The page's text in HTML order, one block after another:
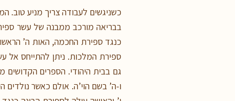
כשניגשים לעבודה צריך מניע טוב.
בבריאה מורכב ממבנה של עשר
כנגד ספירת החכמה, האות ה’
ספירת המלכות. ניתן להתייחס אל
גם בבית היהודי. הספרים
ו-ה’ בשם הוי’ה. אולם כאשר